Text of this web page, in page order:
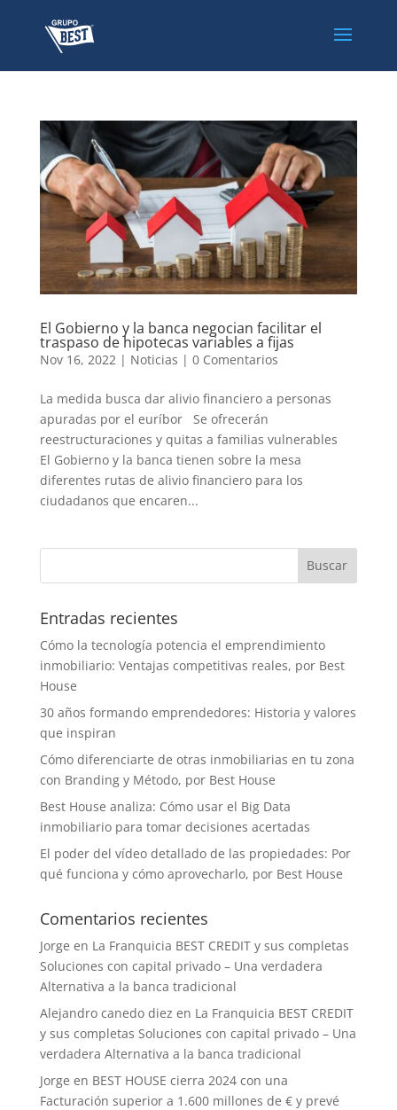
El Gobierno y la banca negocian facilitar el
traspaso de hipotecas variables a fijas
Nov 16, 2022 | Noticias | 0 Comentarios
La medida busca dar alivio financiero a personas
apuradas por el euríbor Se ofrecerán
reestructuraciones y quitas a familias vulnerables
El Gobierno y la banca tienen sobre la mesa
diferentes rutas de alivio financiero para los
ciudadanos que encaren...
Entradas recientes
Cómo la tecnología potencia el emprendimiento
inmobiliario: Ventajas competitivas reales, por Best
House
30 años formando emprendedores: Historia y valores
que inspiran
Cómo diferenciarte de otras inmobiliarias en tu zona
con Branding y Método, por Best House
Best House analiza: Cómo usar el Big Data
inmobiliario para tomar decisiones acertadas
El poder del vídeo detallado de las propiedades: Por
qué funciona y cómo aprovecharlo, por Best House
Comentarios recientes
Jorge en La Franquicia BEST CREDIT y sus completas
Soluciones con capital privado – Una verdadera
Alternativa a la banca tradicional
Alejandro canedo diez en La Franquicia BEST CREDIT
y sus completas Soluciones con capital privado – Una
verdadera Alternativa a la banca tradicional
Jorge en BEST HOUSE cierra 2024 con una
Facturación superior a 1.600 millones de € y prevé